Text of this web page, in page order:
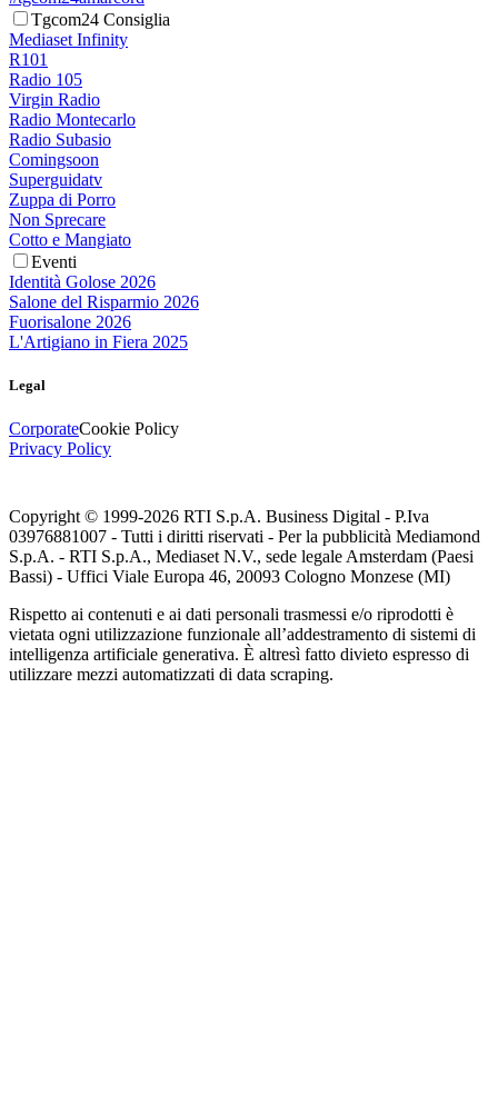
Tgcom24 Consiglia
Mediaset Infinity
R101
Radio 105
Virgin Radio
Radio Montecarlo
Radio Subasio
Comingsoon
Superguidatv
Zuppa di Porro
Non Sprecare
Cotto e Mangiato
Eventi
Identità Golose 2026
Salone del Risparmio 2026
Fuorisalone 2026
L'Artigiano in Fiera 2025
Legal
CorporateCookie Policy
Privacy Policy
Copyright © 1999-2026 RTI S.p.A. Business Digital - P.Iva
03976881007 - Tutti i diritti riservati - Per la pubblicità Mediamond
S.p.A. - RTI S.p.A., Mediaset N.V., sede legale Amsterdam (Paesi
Bassi) - Uffici Viale Europa 46, 20093 Cologno Monzese (MI)
Rispetto ai contenuti e ai dati personali trasmessi e/o riprodotti è
vietata ogni utilizzazione funzionale all’addestramento di sistemi di
intelligenza artificiale generativa. È altresì fatto divieto espresso di
utilizzare mezzi automatizzati di data scraping.